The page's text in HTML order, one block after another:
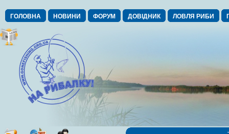
ГОЛОВНА НОВИНИ ФОРУМ ДОВІДНИК ЛОВЛЯ РИБИ